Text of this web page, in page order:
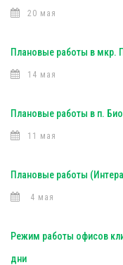
20 мая
Плановые работы в мкр.
14 мая
Плановые работы в п.
11 мая
Плановые работы
4 мая
Режим работы офисов
дни